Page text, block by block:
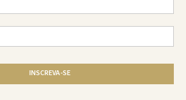
INSCREVA-SE